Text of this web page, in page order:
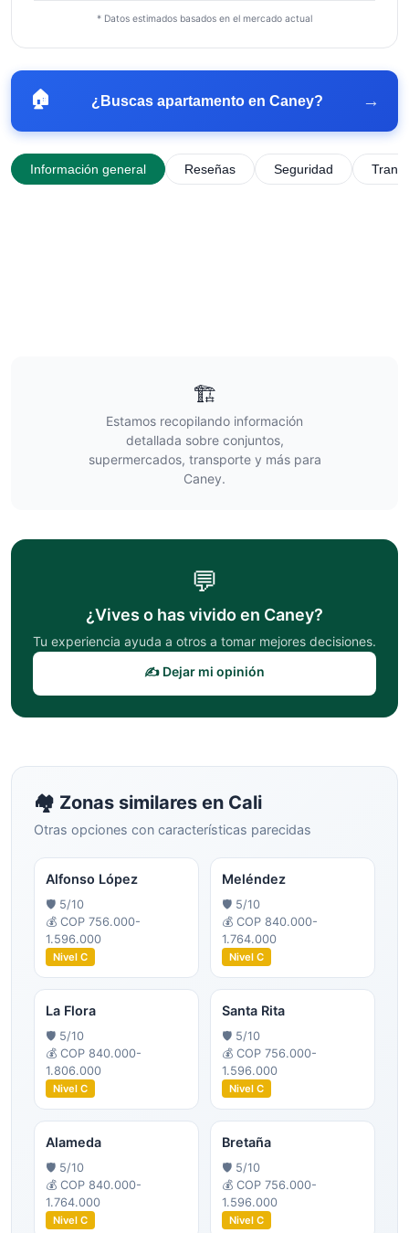
* Datos estimados basados en el mercado actual
🏠 ¿Buscas apartamento en Caney? →
Información general Reseñas Seguridad
🏗️
Estamos recopilando información
detallada sobre conjuntos,
supermercados, transporte y más para
Caney.
💬
¿Vives o has vivido en Caney?
Tu experiencia ayuda a otros a tomar mejores decisiones.
✍️ Dejar mi opinión
🏘️ Zonas similares en Cali
Otras opciones con características parecidas
Alfonso López
🛡️ 5/10
💰 COP 756.000-
1.596.000
Nivel C
Meléndez
🛡️ 5/10
💰 COP 840.000-
1.764.000
Nivel C
La Flora
🛡️ 5/10
💰 COP 840.000-
1.806.000
Nivel C
Santa Rita
🛡️ 5/10
💰 COP 756.000-
1.596.000
Nivel C
Alameda
🛡️ 5/10
💰 COP 840.000-
1.764.000
Nivel C
Bretaña
🛡️ 5/10
💰 COP 756.000-
1.596.000
Nivel C